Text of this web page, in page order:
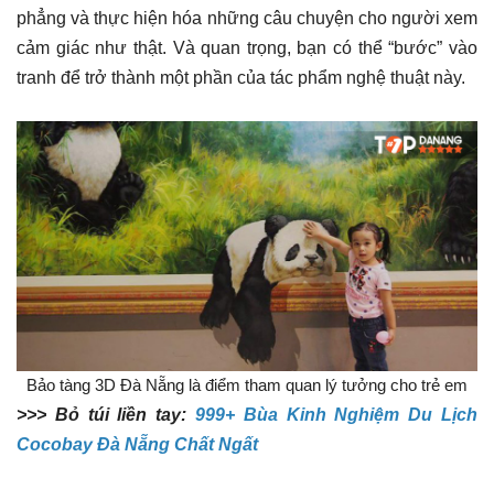
phẳng và thực hiện hóa những câu chuyện cho người xem
cảm giác như thật. Và quan trọng, bạn có thể “bước” vào
tranh để trở thành một phần của tác phẩm nghệ thuật này.
Bảo tàng 3D Đà Nẵng là điểm tham quan lý tưởng cho trẻ em
>>> Bỏ túi liền tay: 999+ Bùa Kinh Nghiệm Du Lịch
Cocobay Đà Nẵng Chất Ngất